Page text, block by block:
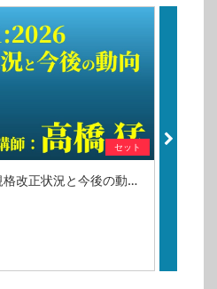
セット
ISO 19011:2026規格改正状況と今後の動向／高橋猛【セミナーアーカイブ】